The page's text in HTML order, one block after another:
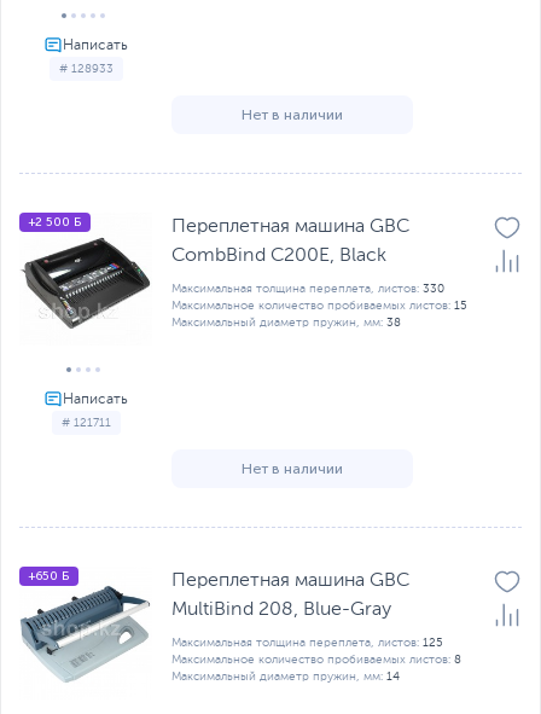
# 128933
Нет в наличии
# 121711
+2 500 Б
Переплетная машина GBC
CombBind C200E, Black
Максимальная толщина переплета, листов: 330
Максимальное количество пробиваемых листов: 15
Максимальный диаметр пружин, мм: 38
Нет в наличии
+650 Б
Переплетная машина GBC
MultiBind 208, Blue-Gray
Максимальная толщина переплета, листов: 125
Максимальное количество пробиваемых листов: 8
Максимальный диаметр пружин, мм: 14